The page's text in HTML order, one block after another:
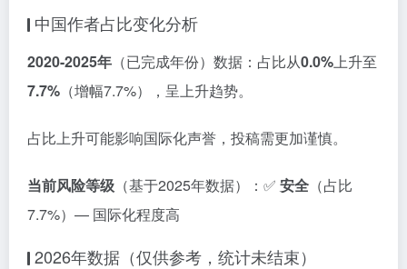
中国作者占比变化分析
2020-2025年 （已完成年份）数据：占比从0.0%上升至
7.7% （增幅7.7%），呈上升趋势。
占比上升可能影响国际化声誉，投稿需更加谨慎。
当前风险等级 （基于2025年数据）：✅ 安全 （占比
7.7%）— 国际化程度高
2026年数据（仅供参考，统计未结束）